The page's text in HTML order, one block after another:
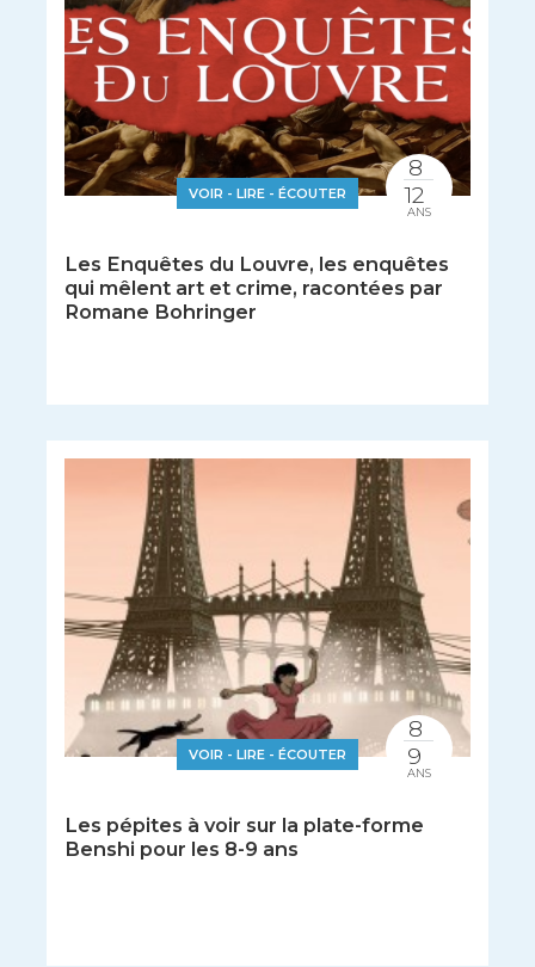
VOIR - LIRE - ÉCOUTER
Les Enquêtes du Louvre, les enquêtes
qui mêlent art et crime, racontées par
Romane Bohringer
8
12
ANS
VOIR - LIRE - ÉCOUTER
Les pépites à voir sur la plate-forme
Benshi pour les 8-9 ans
8
9
ANS